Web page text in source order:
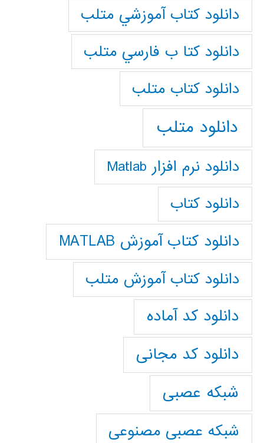
دانلود كتاب آموزشي متلب
دانلود كتا ب فارسي متلب
دانلود كتاب متلب
دانلود متلب
دانلود نرم افزار Matlab
دانلود کتاب
دانلود کتاب آموزش MATLAB
دانلود کتاب آموزش متلب
دانلود کد آماده
دانلود کد مجانی
شبکه عصبی
شبکه عصبی مصنوعی